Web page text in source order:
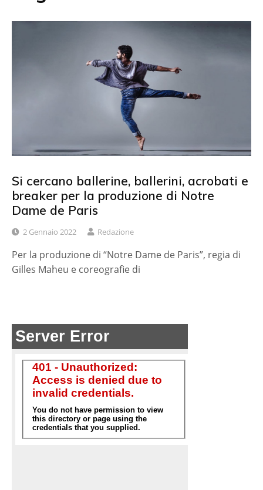
Si cercano ballerine, ballerini, acrobati e
breaker per la produzione di Notre
Dame de Paris
2 Gennaio 2022 Redazione
Per la produzione di “Notre Dame de Paris”, regia di
Gilles Maheu e coreografie di